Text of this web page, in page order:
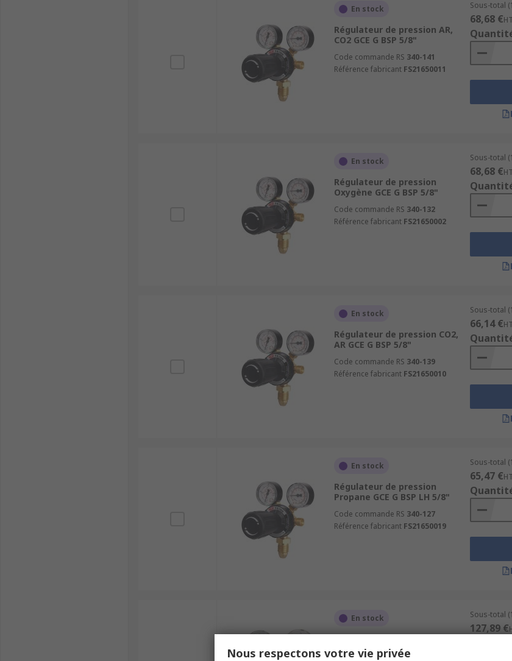
En stock
Régulateur de pression AR,
CO2 GCE G BSP 5/8"
Code commande RS 340-141
Référence fabricant FS21650011
Sous-total
68,68 €HT
En stock
Régulateur de pression
Oxygène GCE G BSP 5/8"
Code commande RS 340-132
Référence fabricant FS21650002
Sous-total
68,68 €HT
En stock
Régulateur de pression CO2,
AR GCE G BSP 5/8"
Code commande RS 340-139
Référence fabricant FS21650010
Sous-total
66,14 €HT
En stock
Régulateur de pression
Propane GCE G BSP LH 5/8"
Code commande RS 340-127
Référence fabricant FS21650019
Sous-total
65,47 €HT
En stock
Acétylène GCE G 5/8
Sous-total
127,89 €
Nous respectons votre vie privée